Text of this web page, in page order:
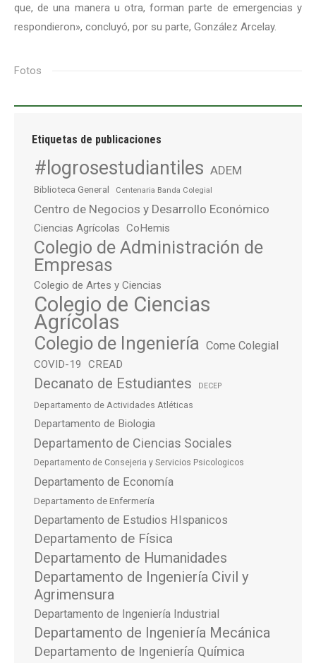
que, de una manera u otra, forman parte de emergencias y
respondieron», concluyó, por su parte, González Arcelay.
Fotos
Etiquetas de publicaciones
#logrosestudiantiles ADEM
Biblioteca General Centenaria Banda Colegial
Centro de Negocios y Desarrollo Económico
Ciencias Agrícolas CoHemis
Colegio de Administración de
Empresas
Colegio de Artes y Ciencias
Colegio de Ciencias
Agrícolas
Colegio de Ingeniería Come Colegial
COVID-19 CREAD
Decanato de Estudiantes DECEP
Departamento de Actividades Atléticas
Departamento de Biologia
Departamento de Ciencias Sociales
Departamento de Consejeria y Servicios Psicologicos
Departamento de Economía
Departamento de Enfermería
Departamento de Estudios HIspanicos
Departamento de Física
Departamento de Humanidades
Departamento de Ingeniería Civil y
Agrimensura
Departamento de Ingeniería Industrial
Departamento de Ingeniería Mecánica
Departamento de Ingeniería Química